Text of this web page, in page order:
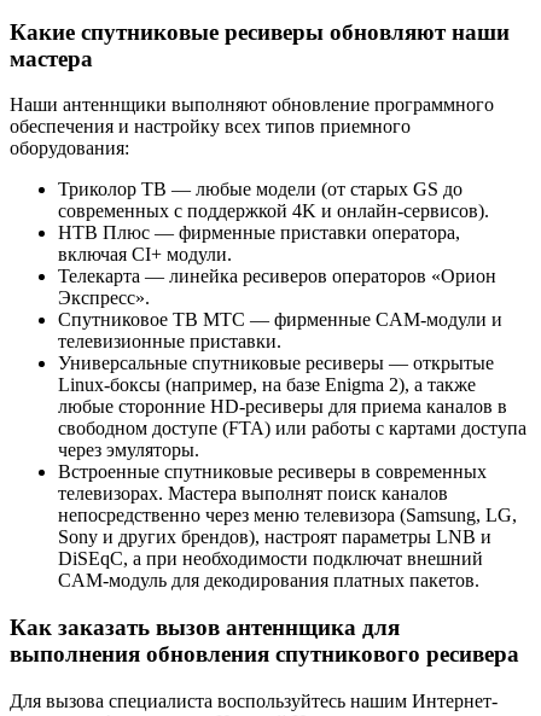
Какие спутниковые ресиверы обновляют наши
мастера
Наши антеннщики выполняют обновление программного
обеспечения и настройку всех типов приемного
оборудования:
Триколор ТВ — любые модели (от старых GS до
современных с поддержкой 4K и онлайн-сервисов).
НТВ Плюс — фирменные приставки оператора,
включая CI+ модули.
Телекарта — линейка ресиверов операторов «Орион
Экспресс».
Спутниковое ТВ МТС — фирменные CAM-модули и
телевизионные приставки.
Универсальные спутниковые ресиверы — открытые
Linux-боксы (например, на базе Enigma 2), а также
любые сторонние HD-ресиверы для приема каналов в
свободном доступе (FTA) или работы с картами доступа
через эмуляторы.
Встроенные спутниковые ресиверы в современных
телевизорах. Мастера выполнят поиск каналов
непосредственно через меню телевизора (Samsung, LG,
Sony и других брендов), настроят параметры LNB и
DiSEqC, а при необходимости подключат внешний
CAM-модуль для декодирования платных пакетов.
Как заказать вызов антеннщика для
выполнения обновления спутникового ресивера
Для вызова специалиста воспользуйтесь нашим Интернет-